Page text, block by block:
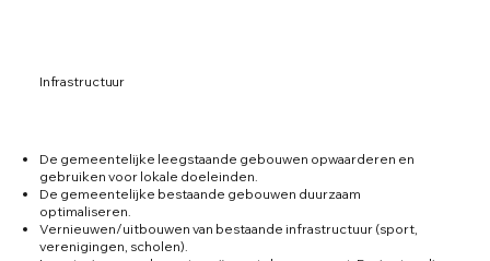
Infrastructuur
De gemeentelijke leegstaande gebouwen opwaarderen en
gebruiken voor lokale doeleinden.
De gemeentelijke bestaande gebouwen duurzaam
optimaliseren.
Vernieuwen/uitbouwen van bestaande infrastructuur (sport,
verenigingen, scholen).